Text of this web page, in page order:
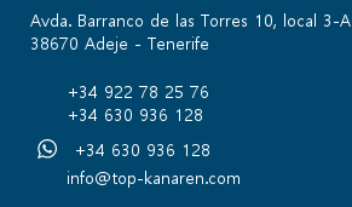
Avda. Barranco de las Torres 10, local 3-A
38670 Adeje - Tenerife
+34 922 78 25 76
+34 630 936 128
+34 630 936 128
info@top-kanaren.com